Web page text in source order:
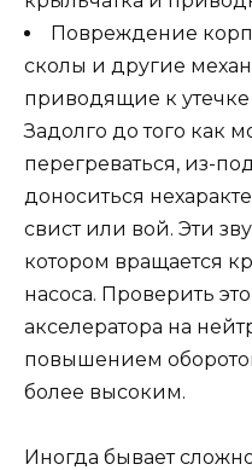
Повреждение
сколы и другие
приводящие к
Задолго до того как
перегреваться, из-
доноситься
свист или вой. Эти
котором вращается
насоса. Проверить
акселератора на
повышением
более высоким.
Иногда бывает